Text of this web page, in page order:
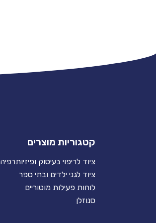
קטגוריות מוצרים
ציוד לריפוי בעיסוק ופיזיותרפיה
ציוד לגני ילדים ובתי ספר
לוחות פעילות מוטוריים
סנוזלן